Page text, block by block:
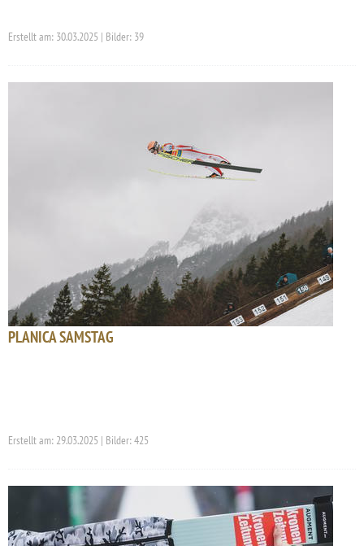
Erstellt am: 30.03.2025 | Bilder: 39
PLANICA SAMSTAG
Erstellt am: 29.03.2025 | Bilder: 425